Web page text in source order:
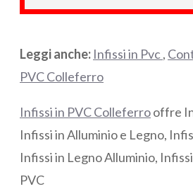
Leggi anche: Infissi in Pvc,
PVC Colleferro
Infissi in PVC Colleferrooffre
Infissi in Alluminio e Legno,
Infissi in Legno Alluminio,
PVC